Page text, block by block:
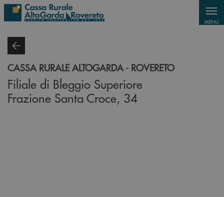
Salta al contenuto principale
MENU
CASSA RURALE ALTOGARDA - ROVERETO
Filiale di Bleggio Superiore
Frazione Santa Croce, 34